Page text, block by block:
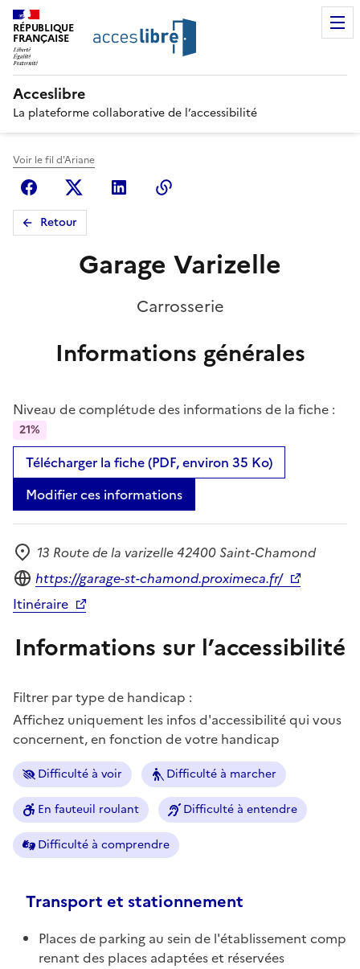
RÉPUBLIQUE
FRANÇAISE
Acceslibre
La plateforme collaborative de l’accessibilité
Voir le fil d'Ariane
FacebookX (anciennement Twitter)
Linkedin
Retour
Garage Varizelle
Carrosserie
Informations générales
Niveau de complétude des informations de la fiche :
21%
Télécharger la fiche (PDF, environ 35 Ko)
Modifier ces informations
Adresse
13 Route de la varizelle 42400 Saint-Chamond
Site internet
https://garage-st-chamond.proximeca.fr/
Itinéraire
Informations sur l’accessibilité
Filtrer par type de handicap :
Affichez uniquement les infos d'accessibilité qui vous
concernent, en fonction de votre handicap
Difficulté à voir Difficulté à marcher
En fauteuil roulant Difficulté à entendre
Difficulté à comprendre
Transport et stationnement
Places de parking au sein de l'établissement comp
renant des places adaptées et réservées